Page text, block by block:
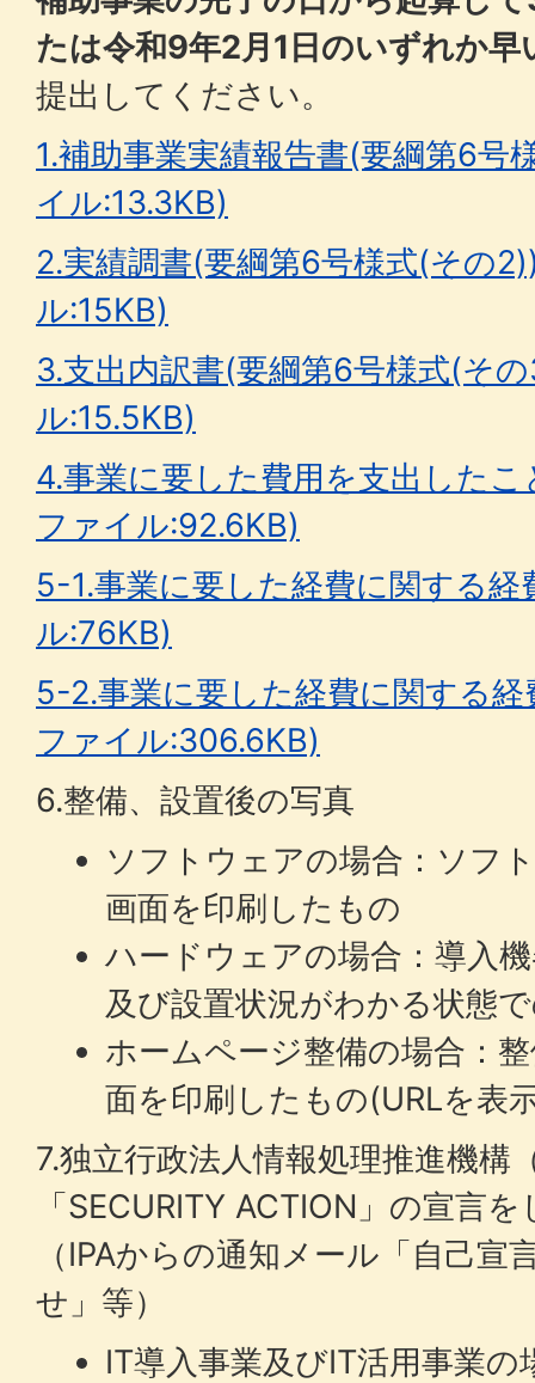
たは令和9年2月1日のいずれか早
提出してください。
1.補助事業実績報告書(要綱第6号
イル:13.3KB)
2.実績調書(要綱第6号様式(その
ル:15KB)
3.支出内訳書(要綱第6号様式(そ
ル:15.5KB)
4.事業に要した費用を支出した
ファイル:92.6KB)
5-1.事業に要した経費に関する
ル:76KB)
5-2.事業に要した経費に関する
ファイル:306.6KB)
6.整備、設置後の写真
ソフトウェアの場合：ソフ
画面を印刷したもの
ハードウェアの場合：導入
及び設置状況がわかる状態
ホームページ整備の場合：
面を印刷したもの(URLを表
7.独立行政法人情報処理推進機構
「SECURITY ACTION」の宣言
（IPAからの通知メール「自己宣
せ」等）
IT導入事業及びIT活用事業